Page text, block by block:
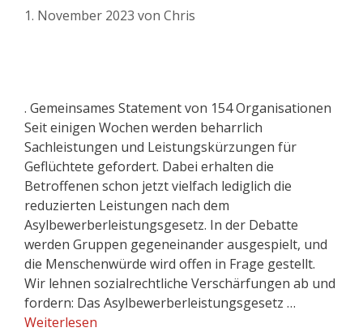
1. November 2023 von Chris
. Gemeinsames Statement von 154 Organisationen
Seit einigen Wochen werden beharrlich
Sachleistungen und Leistungskürzungen für
Geflüchtete gefordert. Dabei erhalten die
Betroffenen schon jetzt vielfach lediglich die
reduzierten Leistungen nach dem
Asylbewerberleistungsgesetz. In der Debatte
werden Gruppen gegeneinander ausgespielt, und
die Menschenwürde wird offen in Frage gestellt.
Wir lehnen sozialrechtliche Verschärfungen ab und
fordern: Das Asylbewerberleistungsgesetz …
Weiterlesen